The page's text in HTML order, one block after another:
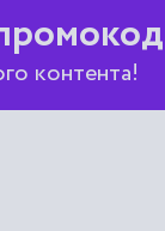
контента!